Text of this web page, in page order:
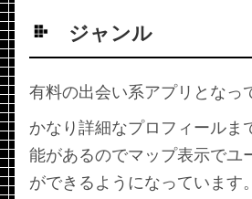
ジャンル
有料の出会い系アプリとなっ
かなり詳細なプロフィールま
能があるのでマップ表示でユ
ができるようになっています